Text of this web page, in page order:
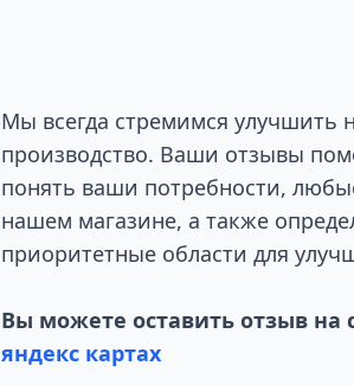
Мы всегда стремимся улучшить
производство. Ваши отзывы
понять ваши потребности,
нашем магазине, а также
приоритетные области для
Вы можете оставить отзыв на
яндекс картах